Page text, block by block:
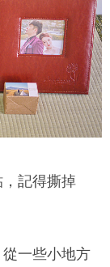
記得撕掉
一些小地方